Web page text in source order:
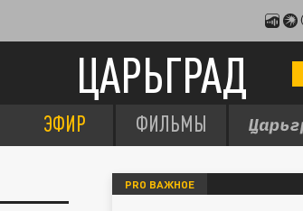
ЦАРЬГРАД
ЭФИР ФИЛЬМЫ
PRO ВАЖНОЕ